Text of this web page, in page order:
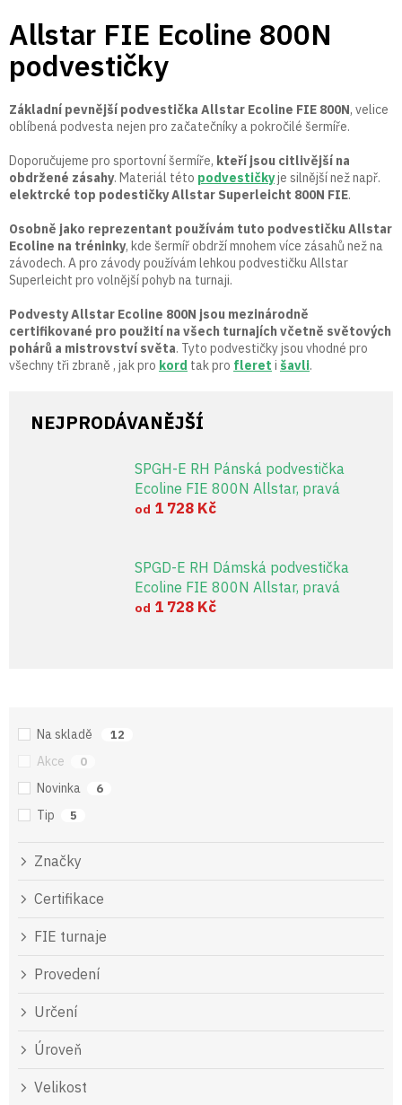
obsah
Allstar FIE Ecoline 800N
podvestičky
Základní pevnější podvestička Allstar Ecoline FIE 800N, velice
oblíbená podvesta nejen pro začatečníky a pokročilé šermíře.
Doporučujeme pro sportovní šermíře, kteří jsou citlivější na
obdržené zásahy. Materiál této podvestičkyje silnější než např.
elektrcké top podestičky Allstar Superleicht 800N FIE.
Osobně jako reprezentant používám tuto podvestičku Allstar
Ecoline na tréninky, kde šermíř obdrží mnohem více zásahů než na
závodech. A pro závody používám lehkou podvestičku Allstar
Superleicht pro volnější pohyb na turnaji.
Podvesty Allstar Ecoline 800N jsou mezinárodně
certifikované pro použití na všech turnajích včetně světových
pohárů a mistrovství světa. Tyto podvestičky jsou vhodné pro
všechny tři zbraně , jak pro kord tak pro fleret i šavli.
NEJPRODÁVANĚJŠÍ
SPGH-E RH Pánská podvestička
Ecoline FIE 800N Allstar, pravá
od 1 728 Kč
SPGD-E RH Dámská podvestička
Ecoline FIE 800N Allstar, pravá
od 1 728 Kč
Na skladě 12
Akce 0
Novinka 6
Tip 5
Značky
Certifikace
FIE turnaje
Provedení
Určení
Úroveň
Velikost